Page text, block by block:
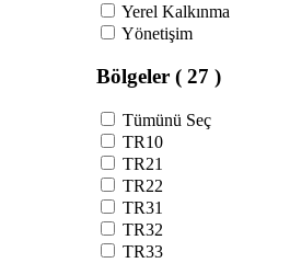
Yerel Kalkınma
Yönetişim
Bölgeler ( 27 )
Tümünü Seç
TR10
TR21
TR22
TR31
TR32
TR33